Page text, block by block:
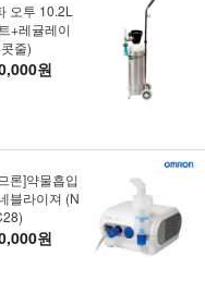
오투 10.2L
+레귤레이
줄)
원
론]약물흡입
블라이져 (N
원